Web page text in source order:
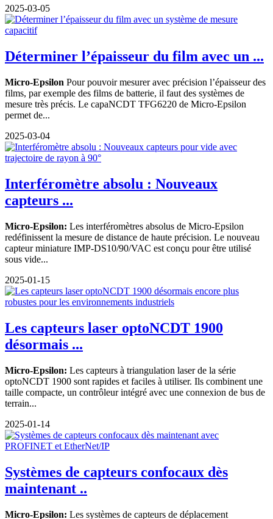
2025-03-05
Déterminer l’épaisseur du film avec un ...
Micro-Epsilon Pour pouvoir mesurer avec précision l’épaisseur des
films, par exemple des films de batterie, il faut des systèmes de
mesure très précis. Le capaNCDT TFG6220 de Micro-Epsilon
permet de...
2025-03-04
Interféromètre absolu : Nouveaux
capteurs ...
Micro-Epsilon: Les interféromètres absolus de Micro-Epsilon
redéfinissent la mesure de distance de haute précision. Le nouveau
capteur miniature IMP-DS10/90/VAC est conçu pour être utilisé
sous vide...
2025-01-15
Les capteurs laser optoNCDT 1900
désormais ...
Micro-Epsilon: Les capteurs à triangulation laser de la série
optoNCDT 1900 sont rapides et faciles à utiliser. Ils combinent une
taille compacte, un contrôleur intégré avec une connexion de bus de
terrain...
2025-01-14
Systèmes de capteurs confocaux dès
maintenant ..
Micro-Epsilon: Les systèmes de capteurs de déplacement